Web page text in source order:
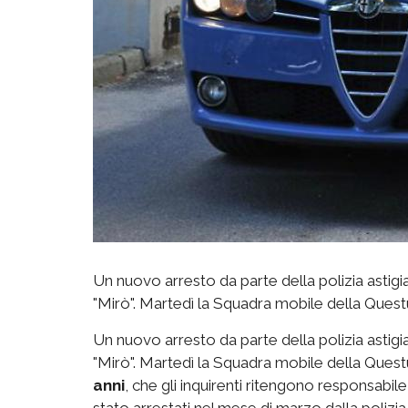
Un nuovo arresto da parte della polizia
"Mirò". Martedì la Squadra mobile della
Un nuovo arresto da parte della polizia
"Mirò". Martedì la Squadra mobile della
anni , che gli inquirenti ritengono